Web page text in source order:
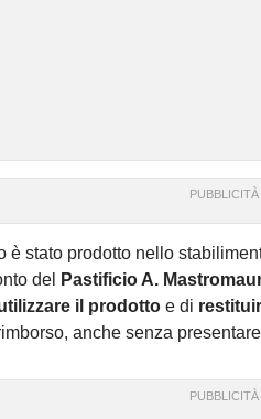
è stato prodotto nello
del Pastificio A.
il prodotto e di
anche senza